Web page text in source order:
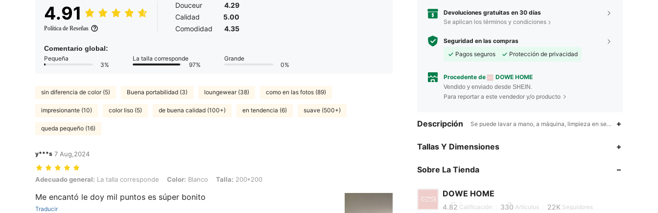
4.91
Política de Reseñas
Douceur
4.29
Calidad
5.00
Comodidad
4.35
Comentario global:
Pequeña
3%
La talla corresponde
97%
Grande
0%
sin diferencia de color (5) Buena portabilidad (3) loungewear (38) como en las fotos (89)
impresionante (10) color liso (5) de buena calidad (100+) en tendencia (6) suave (500+)
queda pequeño (16)
y***s 7 Aug,2024
Adecuado general: La talla corresponde, Color: Blanco, Talla: 200*200
Adecuado general: La talla corresponde Color: Blanco Talla: 200*200
Me encantó le doy mil puntos es súper bonito
Traducir
Devoluciones gratuitas en 30 días
Se aplican los términos y condiciones
Seguridad en las compras
Pagos seguros
Protección de privacidad
Procedente de DOWE HOME
Vendido y enviado desde SHEIN.
Para reportar a este vendedor y/o producto
Descripción Se puede lavar a mano, a máquina, limpieza en seco.,Otro
Tallas Y Dimensiones
Sobre La Tienda
DOWE HOME
4.82
4.82 Calificación 330 Artículos 22K Seguidores